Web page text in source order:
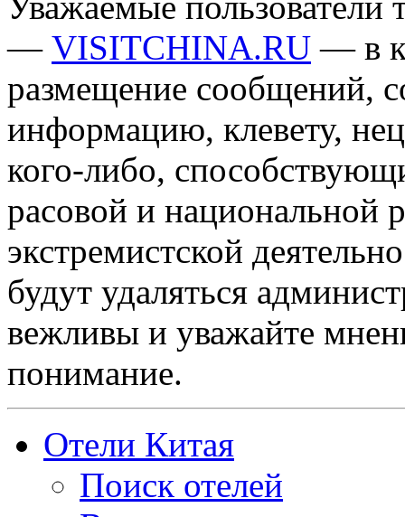
— VISITCHINA.RU — в
размещение сообщений,
информацию, клевету,
кого-либо,
расовой и национальной
экстремистской
будут удаляться
вежливы и уважайте
понимание.
Отели Китая
Поиск отелей